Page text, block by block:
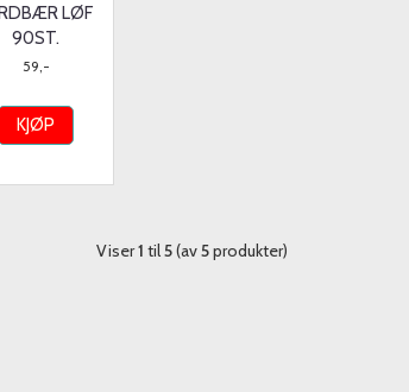
LØF
90ST.
59,-
KJØP
Viser1 til5(av5produkter)